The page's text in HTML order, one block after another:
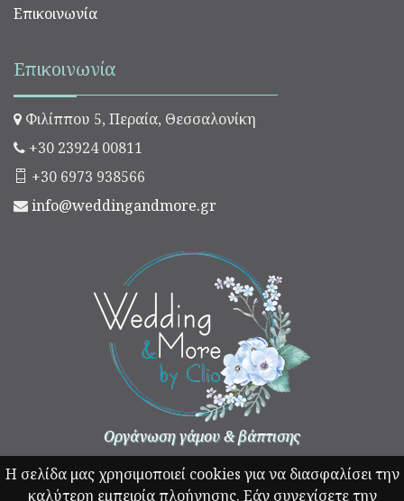
Η σελίδα μας χρησιμοποιεί cookies για να διασφαλίσει την
καλύτερη εμπειρία πλοήγησης. Εάν συνεχίσετε την
Επικοινωνία
Επικοινωνία
Φιλίππου 5, Περαία, Θεσσαλονίκη
+30 23924 00811
+30 6973 938566
info@weddingandmore.gr
Οργάνωση γάμου & βάπτισης